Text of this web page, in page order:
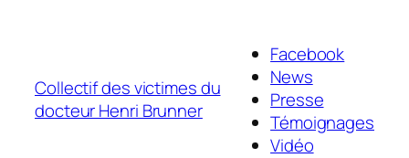
Collectif des victimes du
docteur Henri Brunner
Facebook
News
Presse
Témoignages
Vidéo